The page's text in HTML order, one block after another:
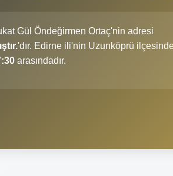
Gül Öndeğirmen Ortaç'nin adresi
'dır. Edirne ili'nin Uzunköprü
arasındadır.